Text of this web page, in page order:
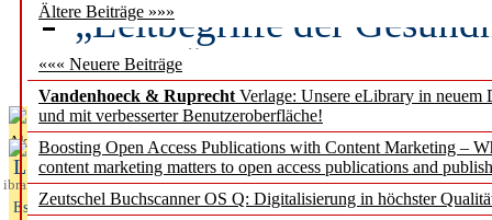
Ältere Beiträge »»»
««« Neuere Beiträge
Vandenhoeck & Ruprecht Verlage: Unsere eLibrary in neuem
und mit verbesserter Benutzeroberfläche!
Boosting Open Access Publications with Content Marketing –
content marketing matters to open access publications and
Zeutschel Buchscanner OS Q: Digitalisierung in höchster
„Leitbegriffe der
des BIÖG erscheinen
Aktuelles aus
L
ibrary
Essentials